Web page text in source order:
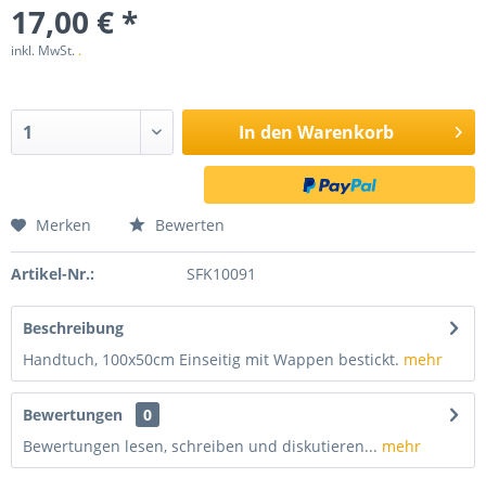
17,00 € *
inkl. MwSt. .
In den Warenkorb
Merken Bewerten
Artikel-Nr.: SFK10091
Beschreibung
Handtuch, 100x50cm Einseitig mit Wappen bestickt. mehr
Bewertungen
0
Bewertungen lesen, schreiben und diskutieren... mehr